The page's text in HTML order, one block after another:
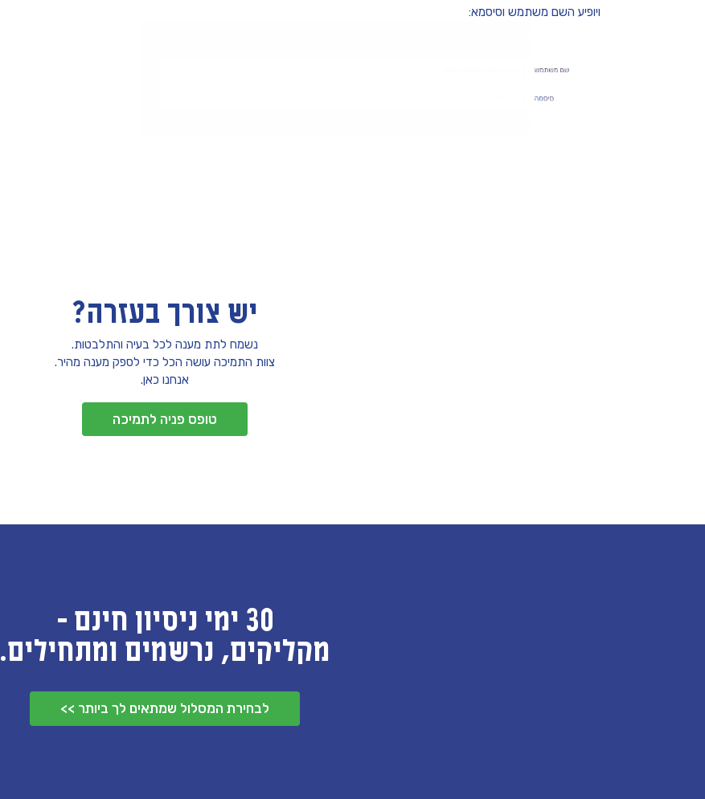
ויופיע השם משתמש וסיסמא:
יש צורך בעזרה?
נשמח לתת מענה לכל בעיה והתלבטות.
צוות התמיכה עושה הכל כדי לספק מענה מהיר.
אנחנו כאן.
טופס פניה לתמיכה
30 ימי ניסיון חינם -
מקליקים, נרשמים ומתחילים.
לבחירת המסלול שמתאים לך ביותר >>